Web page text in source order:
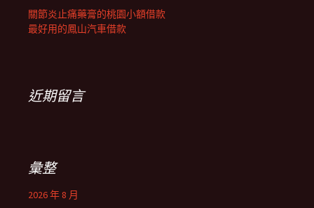
關節炎止痛藥膏的桃園小額借款
最好用的鳳山汽車借款
近期留言
彙整
2026 年 8 月